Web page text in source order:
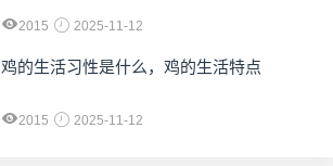
2015 2025-11-12
鸡的生活习性是什么，鸡的生活特点
2015 2025-11-12